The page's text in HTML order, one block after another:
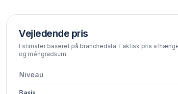
Vejledende pris
Estimater baseret på branchedata. Faktisk pris
og méngradsum.
Niveau